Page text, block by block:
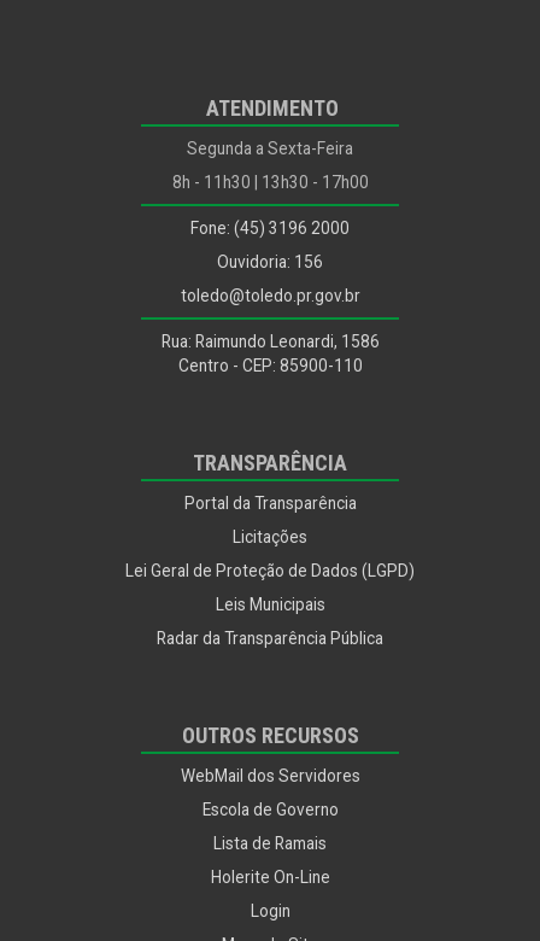
ATENDIMENTO
Segunda a Sexta-Feira
8h - 11h30 | 13h30 - 17h00
Fone: (45) 3196 2000
Ouvidoria: 156
toledo@toledo.pr.gov.br
Rua: Raimundo Leonardi, 1586
Centro - CEP: 85900-110
TRANSPARÊNCIA
Portal da Transparência
Licitações
Lei Geral de Proteção de Dados (LGPD)
Leis Municipais
Radar da Transparência Pública
OUTROS RECURSOS
WebMail dos Servidores
Escola de Governo
Lista de Ramais
Holerite On-Line
Login